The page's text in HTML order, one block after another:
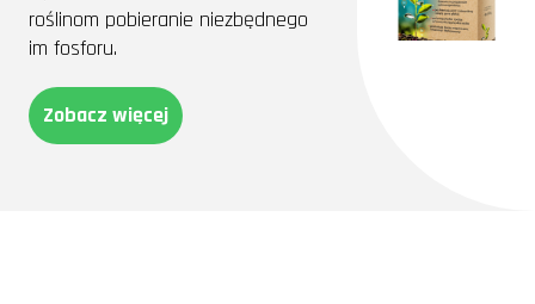
roślinom pobieranie niezbędnego
im fosforu.
Zobacz więcej